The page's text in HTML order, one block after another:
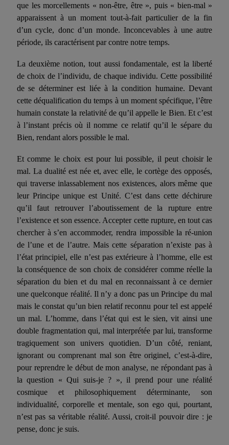
que les morcellements « non-être, être », puis « bien-mal »
apparaissent à un moment tout-à-fait particulier de la fin
d’un cycle, donc d’un monde. Inconcevables à une autre
période, ils caractérisent par contre notre temps.
La deuxième notion, tout aussi fondamentale, est la liberté
de choix de l’individu, de chaque individu. Cette possibilité
de se déterminer est liée à la condition humaine. Devant
cette déqualification du temps à un moment spécifique, l’être
humain constate la relativité de qu’il appelle le Bien. Et c’est
à l’instant précis où il nomme ce relatif qu’il le sépare du
Bien, rendant alors possible le mal.
Et comme le choix est pour lui possible, il peut choisir le
mal. La dualité est née et, avec elle, le cortège des opposés,
qui traverse inlassablement nos existences, alors même que
leur Principe unique est Unité. C’est dans cette déchirure
qu’il faut retrouver l’aboutissement de la rupture entre
l’existence et son essence. Accepter cette rupture, en tout cas
chercher à s’en accommoder, rendra impossible la ré-union
de l’une et de l’autre. Mais cette séparation n’existe pas à
l’état principiel, elle n’est pas extérieure à l’homme, elle est
la conséquence de son choix de considérer comme réelle la
séparation du bien et du mal en reconnaissant à ce dernier
une quelconque réalité. Il n’y a donc pas un Principe du mal
mais le constat qu’un bien relatif reconnu pour tel est appelé
un mal. L’homme, dans l’état qui est le sien, vit ainsi une
double fragmentation qui, mal interprétée par lui, transforme
tragiquement son univers quotidien. D’un côté, reniant,
ignorant ou comprenant mal son être originel, c’est-à-dire,
pour reprendre le début de mon analyse, ne répondant pas à
la question « Qui suis-je ? », il prend pour une réalité
cosmique et philosophiquement déterminante, son
individualité, corporelle et mentale, son ego qui, pourtant,
n’est pas sa véritable réalité. Aussi, croit-il pouvoir dire : je
pense, donc je suis.